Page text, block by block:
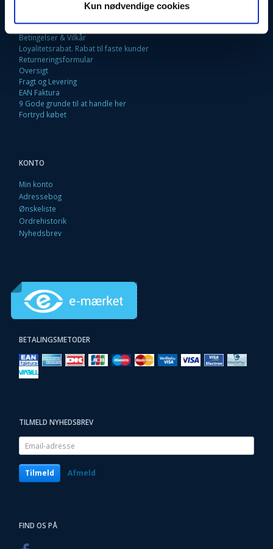
Kun nødvendige cookies
Kontakt os
Betingelser & Vilkår
Loyalitetsrabat. Rabat til faste kunder
Returneringsformular
Oversigt
Fragt og Levering
EAN Faktura
9 Gode grunde til at handle her
Fortryd købet
KONTO
Min konto
Adressebog
Ønskeliste
Ordrehistorik
Nyhedsbrev
BETALINGSMETODER
TILMELD NYHEDSBREV
Email-
adresse
Tilmeld Afmeld
FIND OS PÅ